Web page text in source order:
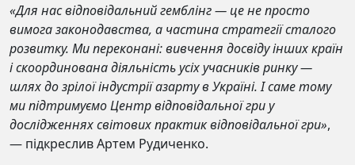
«Для нас вiдповiдальний гемблiнг — це не просто
вимога законодавства, а частина стратегiї сталого
розвитку. Ми переконанi: вивчення досвiду iнших країн
i скоординована дiяльнiсть усiх учасникiв ринку —
шлях до зрiлої iндустрiї азарту в Українi. І саме тому
ми підтримуємо Центр відповідальної гри у
дослідженнях світових практик відповідальної гри»,
— підкреслив Артем Рудиченко.